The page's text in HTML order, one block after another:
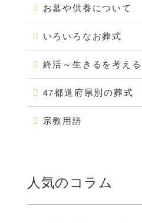
お墓や供養について
いろいろなお葬式
終活～生きるを考える
47都道府県別の葬式
宗教用語
人気のコラム